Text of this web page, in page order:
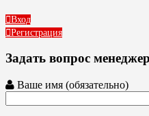
Вход
Регистрация
Задать вопрос
Ваше имя (обязательно)